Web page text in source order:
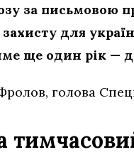
за письмовою
для
ще один рік —
голова